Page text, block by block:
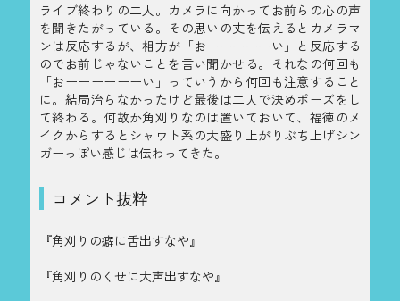
ライブ終わりの二人。カメラに向かってお前らの心の声
を聞きたがっている。その思いの丈を伝えるとカメラマ
ンは反応するが、相方が「おーーーーーい」と反応する
のでお前じゃないことを言い聞かせる。それなの何回も
「おーーーーーーい」っていうから何回も注意すること
に。結局治らなかったけど最後は二人で決めポーズをし
て終わる。何故か角刈りなのは置いておいて、福徳のメ
イクからするとシャウト系の大盛り上がりぶち上げシン
ガーっぽい感じは伝わってきた。
コメント抜粋
『角刈りの癖に舌出すなや』
『角刈りのくせに大声出すなや』